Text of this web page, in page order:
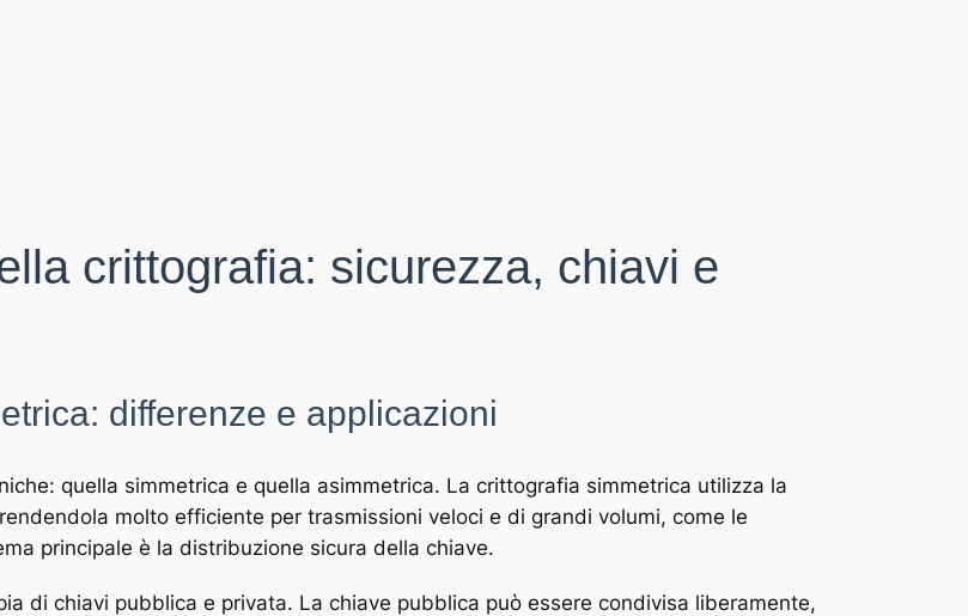
crittografia: sicurezza, chiavi e
differenze e applicazioni
quella simmetrica e quella asimmetrica. La crittografia simmetrica utilizza la
molto efficiente per trasmissioni veloci e di grandi volumi, come le
principale è la distribuzione sicura della chiave.
di chiavi pubblica e privata. La chiave pubblica può essere condivisa liberamente,